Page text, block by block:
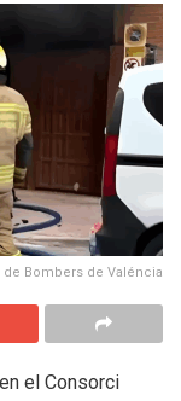
Bombers de Valéncia
el Consorci